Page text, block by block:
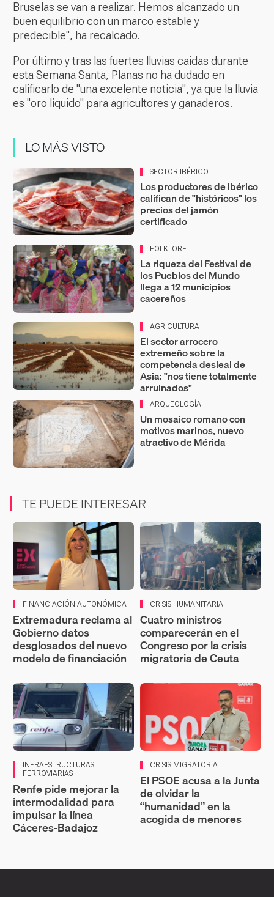
Bruselas se van a realizar. Hemos alcanzado un
buen equilibrio con un marco estable y
predecible", ha recalcado.
Por último y tras las fuertes lluvias caídas durante
esta Semana Santa, Planas no ha dudado en
calificarlo de "una excelente noticia", ya que la lluvia
es "oro líquido" para agricultores y ganaderos.
LO MÁS VISTO
SECTOR IBÉRICO
Los productores de ibérico
califican de "históricos" los
precios del jamón
certificado
FOLKLORE
La riqueza del Festival de
los Pueblos del Mundo
llega a 12 municipios
cacereños
AGRICULTURA
El sector arrocero
extremeño sobre la
competencia desleal de
Asia: "nos tiene totalmente
arruinados"
ARQUEOLOGÍA
Un mosaico romano con
motivos marinos, nuevo
atractivo de Mérida
TE PUEDE INTERESAR
FINANCIACIÓN AUTONÓMICA
Extremadura reclama al
Gobierno datos
desglosados del nuevo
modelo de financiación
CRISIS HUMANITARIA
Cuatro ministros
comparecerán en el
Congreso por la crisis
migratoria de Ceuta
INFRAESTRUCTURAS
FERROVIARIAS
Renfe pide mejorar la
intermodalidad para
impulsar la línea
Cáceres-Badajoz
CRISIS MIGRATORIA
El PSOE acusa a la Junta
de olvidar la
“humanidad” en la
acogida de menores